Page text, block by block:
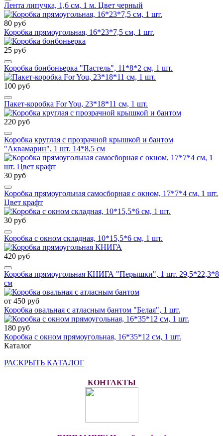
Лента липучка, 1,6 см, 1 м. Цвет черный
80 руб
Коробка прямоугольная, 16*23*7,5 см, 1 шт.
25 руб
Коробка бонбоньерка "Пастель", 11*8*2 см, 1 шт.
100 руб
Пакет-коробка For You, 23*18*11 см, 1 шт.
220 руб
Коробка круглая с прозрачной крышкой и бантом
"Аквамарин", 1 шт. 14*8,5 см
30 руб
Коробка прямоугольная самосборная с окном, 17*7*4 см, 1 шт.
Цвет крафт
30 руб
Коробка с окном складная, 10*15,5*6 см, 1 шт.
420 руб
Коробка прямоугольная КНИГА "Перышки", 1 шт. 29,5*22,3*8
см
от 450 руб
Коробка овальная с атласным бантом "Белая", 1 шт.
180 руб
Коробка с окном прямоугольная, 16*35*12 см, 1 шт.
Каталог
РАСКРЫТЬ КАТАЛОГ
КОНТАКТЫ